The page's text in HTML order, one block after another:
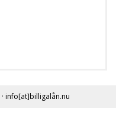
· info[at]billigalån.nu